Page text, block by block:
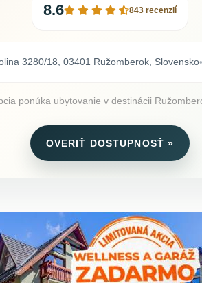
8.6 843 recenzií
3280/18, 03401 Ružomberok, Slovensko•
ponúka ubytovanie v destinácii
OVERIŤ DOSTUPNOSŤ »